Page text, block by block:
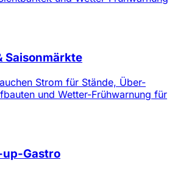
Saisonmärkte
Strom für Stände, Über-
und Wetter-Frühwarnung für
up-Gastro